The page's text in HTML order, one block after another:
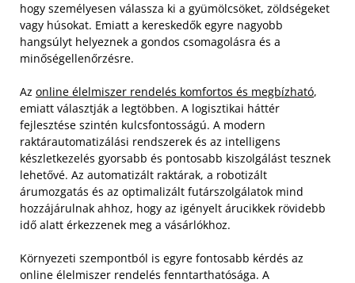
hogy személyesen válassza ki a gyümölcsöket, zöldségeket
vagy húsokat. Emiatt a kereskedők egyre nagyobb
hangsúlyt helyeznek a gondos csomagolásra és a
minőségellenőrzésre.
Az online élelmiszer rendelés komfortos és megbízható,
emiatt választják a legtöbben. A logisztikai háttér
fejlesztése szintén kulcsfontosságú. A modern
raktárautomatizálási rendszerek és az intelligens
készletkezelés gyorsabb és pontosabb kiszolgálást tesznek
lehetővé. Az automatizált raktárak, a robotizált
árumozgatás és az optimalizált futárszolgálatok mind
hozzájárulnak ahhoz, hogy az igényelt árucikkek rövidebb
idő alatt érkezzenek meg a vásárlókhoz.
Környezeti szempontból is egyre fontosabb kérdés az
online élelmiszer rendelés fenntarthatósága. A